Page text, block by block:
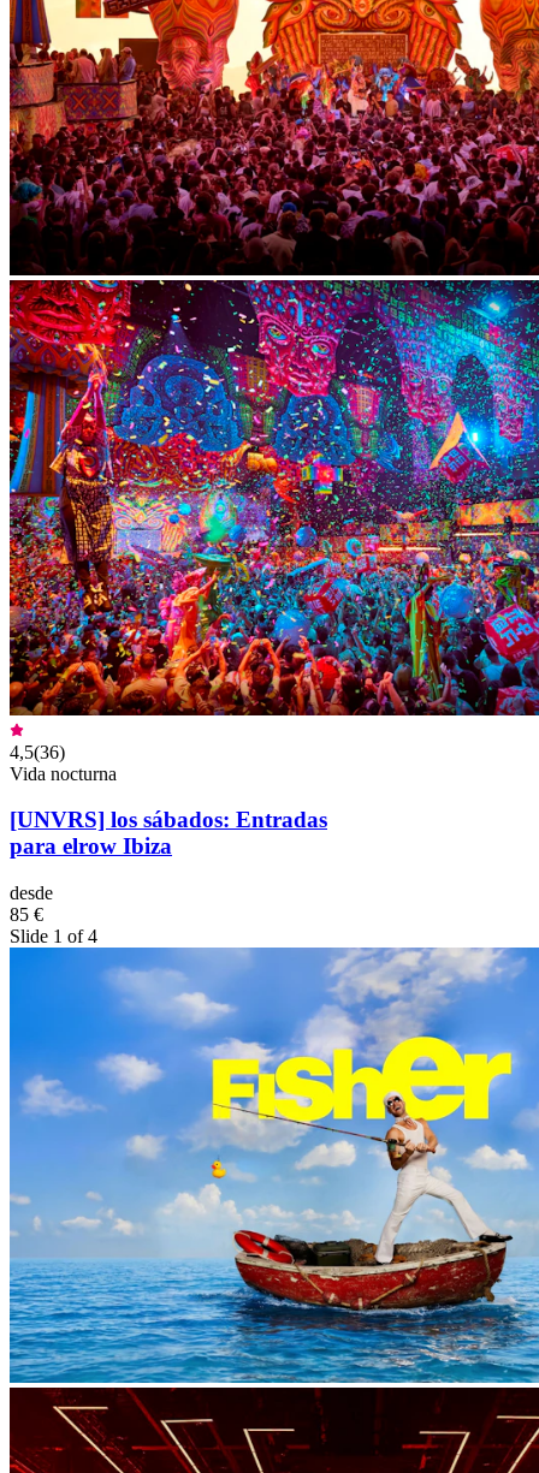
4,5(36)
Vida nocturna
[UNVRS] los sábados: Entradas
para elrow Ibiza
desde
85 €
Slide 1 of 4